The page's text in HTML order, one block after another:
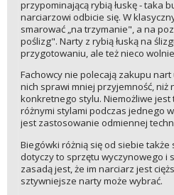
przypominającą rybią łuskę - taka
narciarzowi odbicie się. W
smarować „na trzymanie", a na
poślizg". Narty z rybią łuską na
przygotowaniu, ale też nieco
Fachowcy nie polecają zakupu
nich sprawi mniej przyjemność, niż
konkretnego stylu. Niemożliwe
różnymi stylami podczas jednego
jest zastosowanie odmiennej
Biegówki różnią się od siebie także
dotyczy to sprzętu wyczynowego i
zasadą jest, że im narciarz jest
sztywniejsze narty może wybrać.